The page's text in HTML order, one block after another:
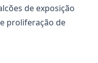
de exposição
proliferação de